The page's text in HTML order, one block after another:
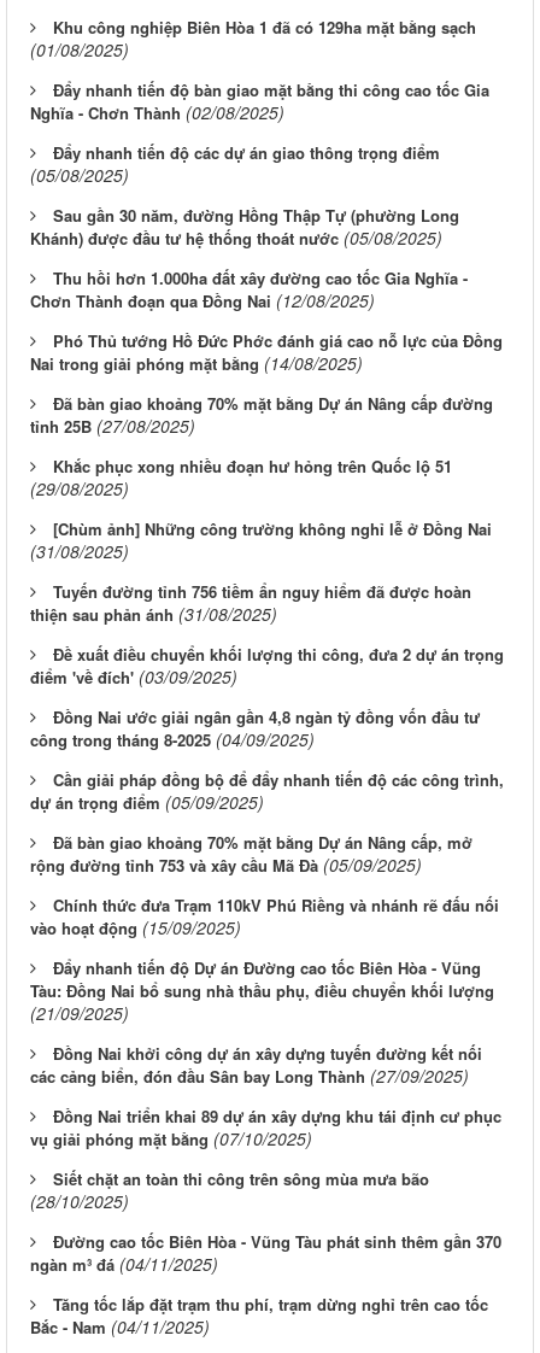
Khu công nghiệp Biên Hòa 1 đã có 129ha mặt bằng sạch
(01/08/2025)
Đẩy nhanh tiến độ bàn giao mặt bằng thi công cao tốc Gia
Nghĩa - Chơn Thành (02/08/2025)
Đẩy nhanh tiến độ các dự án giao thông trọng điểm
(05/08/2025)
Sau gần 30 năm, đường Hồng Thập Tự (phường Long
Khánh) được đầu tư hệ thống thoát nước (05/08/2025)
Thu hồi hơn 1.000ha đất xây đường cao tốc Gia Nghĩa -
Chơn Thành đoạn qua Đồng Nai (12/08/2025)
Phó Thủ tướng Hồ Đức Phớc đánh giá cao nỗ lực của Đồng
Nai trong giải phóng mặt bằng (14/08/2025)
Đã bàn giao khoảng 70% mặt bằng Dự án Nâng cấp đường
tỉnh 25B (27/08/2025)
Khắc phục xong nhiều đoạn hư hỏng trên Quốc lộ 51
(29/08/2025)
[Chùm ảnh] Những công trường không nghỉ lễ ở Đồng Nai
(31/08/2025)
Tuyến đường tỉnh 756 tiềm ẩn nguy hiểm đã được hoàn
thiện sau phản ánh (31/08/2025)
Đề xuất điều chuyển khối lượng thi công, đưa 2 dự án trọng
điểm 'về đích' (03/09/2025)
Đồng Nai ước giải ngân gần 4,8 ngàn tỷ đồng vốn đầu tư
công trong tháng 8-2025 (04/09/2025)
Cần giải pháp đồng bộ để đẩy nhanh tiến độ các công trình,
dự án trọng điểm (05/09/2025)
Đã bàn giao khoảng 70% mặt bằng Dự án Nâng cấp, mở
rộng đường tỉnh 753 và xây cầu Mã Đà (05/09/2025)
Chính thức đưa Trạm 110kV Phú Riềng và nhánh rẽ đấu nối
vào hoạt động (15/09/2025)
Đẩy nhanh tiến độ Dự án Đường cao tốc Biên Hòa - Vũng
Tàu: Đồng Nai bổ sung nhà thầu phụ, điều chuyển khối lượng
(21/09/2025)
Đồng Nai khởi công dự án xây dựng tuyến đường kết nối
các cảng biển, đón đầu Sân bay Long Thành (27/09/2025)
Đồng Nai triển khai 89 dự án xây dựng khu tái định cư phục
vụ giải phóng mặt bằng (07/10/2025)
Siết chặt an toàn thi công trên sông mùa mưa bão
(28/10/2025)
Đường cao tốc Biên Hòa - Vũng Tàu phát sinh thêm gần 370
ngàn m³ đá (04/11/2025)
Tăng tốc lắp đặt trạm thu phí, trạm dừng nghỉ trên cao tốc
Bắc - Nam (04/11/2025)